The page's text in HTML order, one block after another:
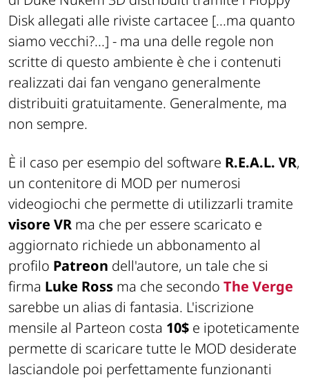
Disk allegati alle riviste cartacee [...ma quanto
siamo vecchi?...] - ma una delle regole non
scritte di questo ambiente è che i contenuti
realizzati dai fan vengano generalmente
distribuiti gratuitamente. Generalmente, ma
non sempre.
È il caso per esempio del software R.E.A.L. VR,
un contenitore di MOD per numerosi
videogiochi che permette di utilizzarli tramite
visore VR ma che per essere scaricato e
aggiornato richiede un abbonamento al
profilo Patreon dell'autore, un tale che si
firma Luke Ross ma che secondo The Verge
sarebbe un alias di fantasia. L'iscrizione
mensile al Parteon costa 10$ e ipoteticamente
permette di scaricare tutte le MOD desiderate
lasciandole poi perfettamente funzionanti